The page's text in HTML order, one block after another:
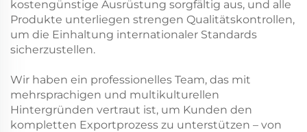
kostengünstige Ausrüstung sorgfältig aus, und alle
Produkte unterliegen strengen Qualitätskontrollen,
um die Einhaltung internationaler Standards
sicherzustellen.
Wir haben ein professionelles Team, das mit
mehrsprachigen und multikulturellen
Hintergründen vertraut ist, um Kunden den
kompletten Exportprozess zu unterstützen – von